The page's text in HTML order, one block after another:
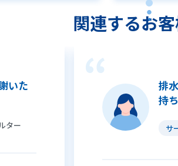
関連するお
いた
ター
排
持
サ